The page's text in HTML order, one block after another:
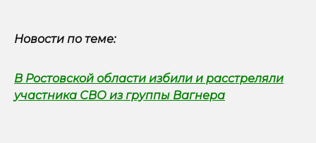
Новости по теме:
В Ростовской области избили и расстреляли
участника СВО из группы Вагнера